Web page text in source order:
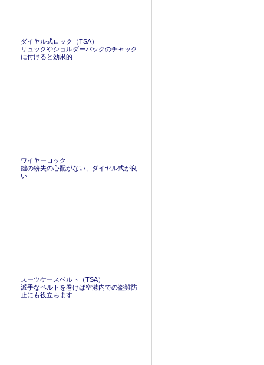
ダイヤル式ロック（TSA）
リュックやショルダーバックのチャック
に付けると効果的
ワイヤーロック
鍵の紛失の心配がない、ダイヤル式が良
い
スーツケースベルト（TSA）
派手なベルトを巻けば空港内での盗難防
止にも役立ちます